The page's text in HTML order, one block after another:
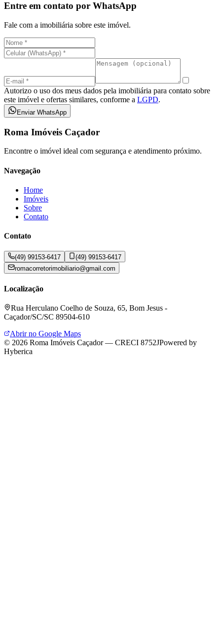
Entre em contato por WhatsApp
Fale com a imobiliária sobre este imóvel.
Autorizo o uso dos meus dados pela imobiliária para contato sobre
este imóvel e ofertas similares, conforme a LGPD.
Enviar WhatsApp
Roma Imóveis Caçador
Encontre o imóvel ideal com segurança e atendimento próximo.
Navegação
Home
Imóveis
Sobre
Contato
Contato
(49) 99153-6417
(49) 99153-6417
romacorretorimobiliario@gmail.com
Localização
Rua Herculano Coelho de Souza, 65, Bom Jesus -
Caçador/SC/SC 89504-610
Abrir no Google Maps
© 2026 Roma Imóveis Caçador— CRECI 8752JPowered by
Hyberica